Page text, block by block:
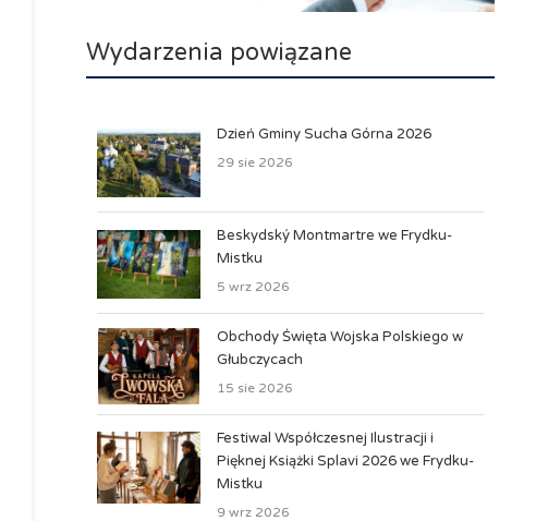
Wydarzenia powiązane
Dzień Gminy Sucha Górna 2026
29 sie 2026
Beskydský Montmartre we Frydku-
Mistku
5 wrz 2026
Obchody Święta Wojska Polskiego w
Głubczycach
15 sie 2026
Festiwal Współczesnej Ilustracji i
Pięknej Książki Splavi 2026 we Frydku-
Mistku
9 wrz 2026